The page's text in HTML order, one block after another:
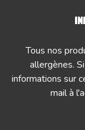
Tous nos
allergènes.
informations sur
mail à